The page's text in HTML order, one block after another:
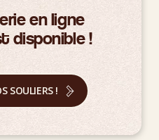
en ligne
disponible !
SOULIERS !